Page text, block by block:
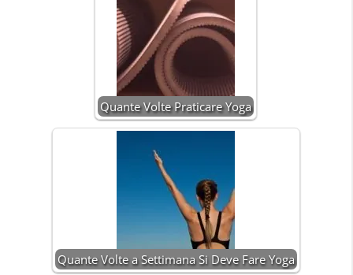
Quante Volte Praticare Yoga
Quante Volte a Settimana Si Deve Fare Yoga